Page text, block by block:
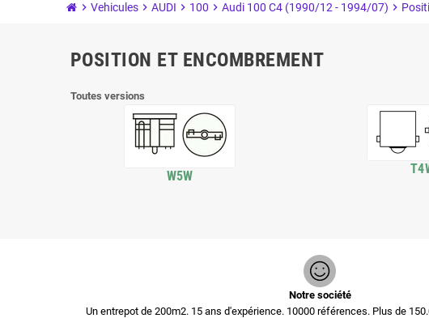
chevron_right Vehicules chevron_right AUDI chevron_right 100 chevron_right Audi 100 C4 (1990/12 - 1994/07) chevron_right
POSITION ET ENCOMBREMENT
Toutes versions
W5W
Notre société
Un entrepot de 200m2. 15 ans d'expérience. 10000 références. Plus de